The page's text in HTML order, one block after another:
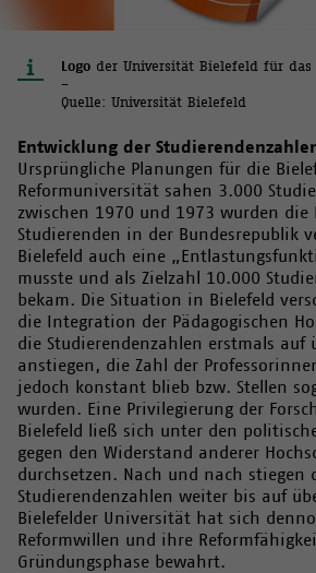
Logo der Universität Bielefeld für das
–
Quelle: Universität Bielefeld
Entwicklung der
Ursprüngliche Planungen für die
Reformuniversität sahen 3.000
zwischen 1970 und 1973 wurden die
Studierenden in der Bundesrepublik
Bielefeld auch eine
musste und als Zielzahl 10.000
bekam. Die Situation in Bielefeld
die Integration der Pädagogischen
die Studierendenzahlen erstmals auf
anstiegen, die Zahl der
jedoch konstant blieb bzw. Stellen
wurden. Eine Privilegierung der
Bielefeld ließ sich unter den
gegen den Widerstand anderer
durchsetzen. Nach und nach stiegen
Studierendenzahlen weiter bis auf
Bielefelder Universität hat sich
Reformwillen und ihre
Gründungsphase bewahrt.